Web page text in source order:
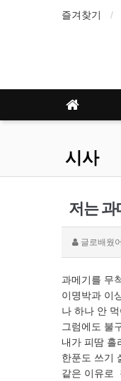
즐겨찾기
시사
저는 과
글로배웠
과메기를 무
이명박과 이
나 하나 안
그럼에도 불
내가 피땀 흘
한푼도 쓰기
같은 이유로